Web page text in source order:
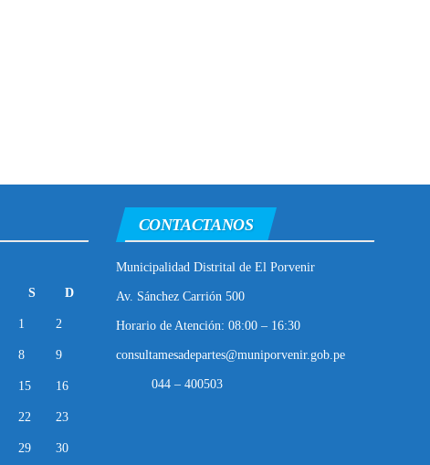
S D
1 2
8 9
15 16
22 23
29 30
CONTACTANOS
Municipalidad Distrital de El Porvenir
Av. Sánchez Carrión 500
Horario de Atención: 08:00 – 16:30
consultamesadepartes@muniporvenir.gob.pe
044 – 400503